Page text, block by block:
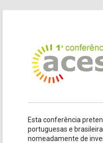
Esta conferência
portuguesas e
nomeadamente de